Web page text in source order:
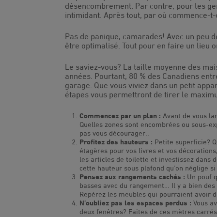
désencombrement. Par contre, pour les
intimidant. Après tout, par où commence-
Pas de panique, camarades! Avec un peu
être optimalisé. Tout pour en faire un lieu
Le saviez-vous? La taille moyenne des
années. Pourtant, 80 % des Canadiens
garage. Que vous viviez dans un petit
étapes vous permettront de tirer le
Commencez par un plan : Avant de vous
Quelles zones sont encombrées ou sous-
pas vous décourager.
Profitez des hauteurs : Petite superficie?
étagères pour vos livres et vos
les articles de toilette et investissez dans
cette hauteur sous plafond qu’on néglige
Pensez aux rangements cachés : Un pouf
basses avec du rangement… Il y a bien
Repérez les meubles qui pourraient avoir
N’oubliez pas les espaces perdus : Vous
deux fenêtres? Faites de ces mètres